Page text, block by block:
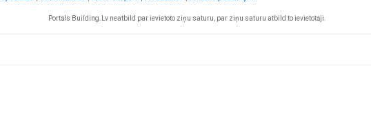
Portāls Building.Lv neatbild par ievietoto ziņu saturu, par ziņu saturu atbild to ievietotāji.